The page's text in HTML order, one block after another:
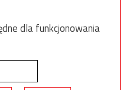
dla funkcjonowania